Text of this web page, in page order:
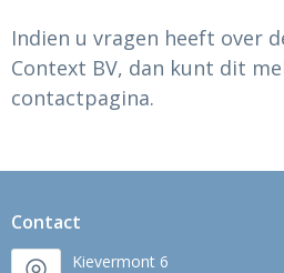
Indien u vragen heeft over
Context BV, dan kunt dit
contactpagina.
Contact
Kievermont 6